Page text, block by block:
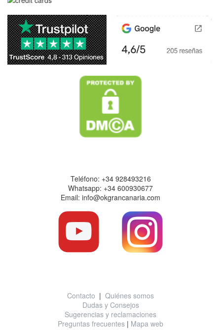
Teléfono: +34 928493216
Whatsapp: +34 600930677
Email: info@okgrancanaria.com
Contacto | Quiénes somos
Dudas y Consejos
Sugerencias y reclamaciones
Preguntas frecuentes | Mapa web